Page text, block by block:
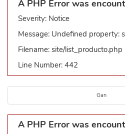
A PHP Error was
Severity: Notice
Message: Undefined property:
Filename: site/list_producto.php
Line Number: 442
Gan
A PHP Error was